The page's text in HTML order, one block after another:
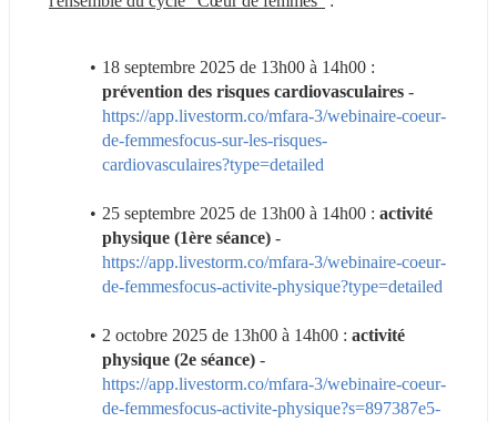
prévention des risques cardiovasculaires
https://app.livestorm.co/mfara-3/webinaire-coeur-
de-femmesfocus-sur-les-risques-
cardiovasculaires?type=detailed
25 septembre 2025 de 13h00 à 14h00 : activité
physique (1ère séance)
https://app.livestorm.co/mfara-3/webinaire-coeur-
de-femmesfocus-activite-physique?type=detailed
2 octobre 2025 de 13h00 à 14h00 : activité
physique (2e séance)
https://app.livestorm.co/mfara-3/webinaire-coeur-
de-femmesfocus-activite-physique?s=897387e5-